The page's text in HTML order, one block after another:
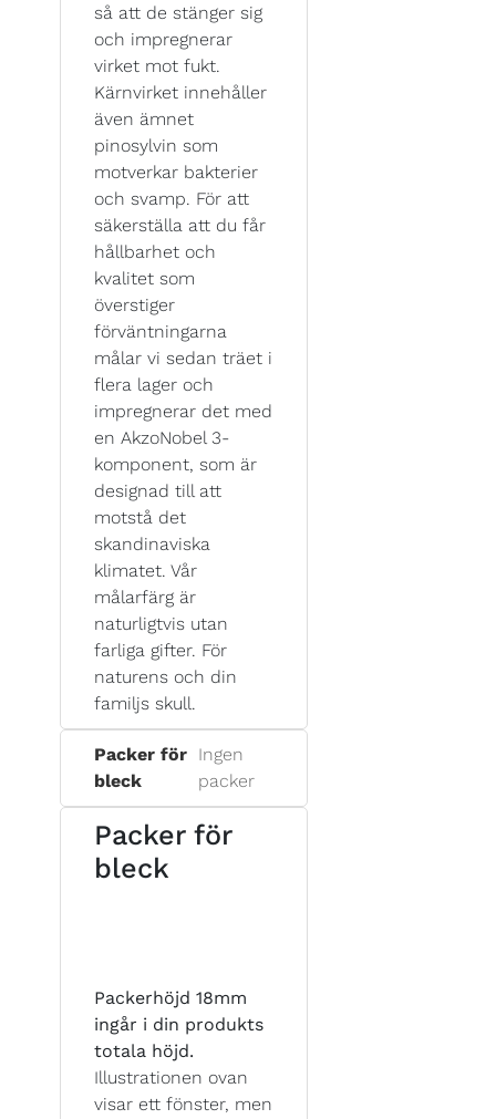
så att de stänger sig
och impregnerar
virket mot fukt.
Kärnvirket innehåller
även ämnet
pinosylvin som
motverkar bakterier
och svamp. För att
säkerställa att du får
hållbarhet och
kvalitet som
överstiger
förväntningarna
målar vi sedan träet i
flera lager och
impregnerar det med
en AkzoNobel 3-
komponent, som är
designad till att
motstå det
skandinaviska
klimatet. Vår
målarfärg är
naturligtvis utan
farliga gifter. För
naturens och din
familjs skull.
Packer för
bleck
Ingen
packer
Packer för
bleck
Packerhöjd 18mm
ingår i din produkts
totala höjd.
Illustrationen ovan
visar ett fönster, men